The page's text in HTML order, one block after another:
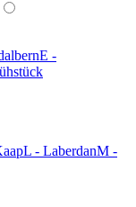
E -
L - LaberdanM -